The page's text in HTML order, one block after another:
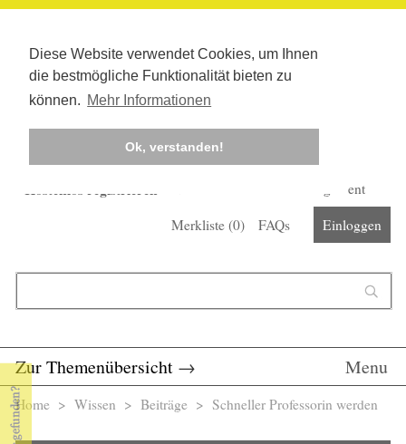
Diese Website verwendet Cookies, um Ihnen
die bestmögliche Funktionalität bieten zu
können. Mehr Informationen
Ok, verstanden!
Kostenlos registrieren
Corona-Management
Merkliste (0) FAQs Einloggen
Zur Themenübersicht → Menu
Sie sind hier
Home > Wissen > Beiträge > Schneller Professorin werden